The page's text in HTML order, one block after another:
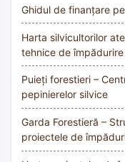
Ghidul de finanțare
Harta silvicultorilor
tehnice de împădurire
Puieți forestieri –
pepinierelor silvice
Garda Forestieră –
proiectele de